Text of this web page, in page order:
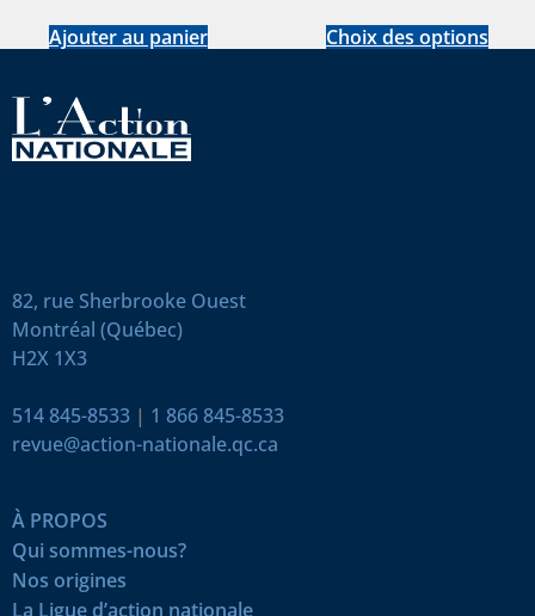
Ajouter au panier Choix des options
82, rue Sherbrooke Ouest
Montréal (Québec)
H2X 1X3
514 845-8533 | 1 866 845-8533
revue@action-nationale.qc.ca
À PROPOS
Qui sommes-nous?
Nos origines
La Ligue d’action nationale